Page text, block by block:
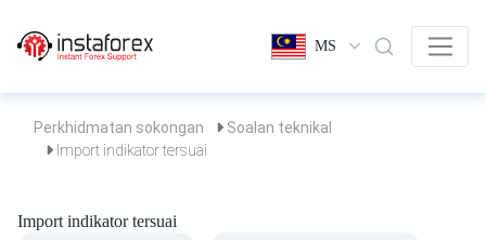
MS
Perkhidmatan sokongan
Soalan teknikal
Import indikator tersuai
Import indikator tersuai